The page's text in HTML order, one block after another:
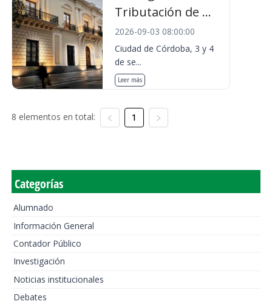
Tributación de ...
2026-09-03 08:00:00
Ciudad de Córdoba, 3 y 4
de se...
Leer más
8 elementos en total: 1
Categorías
Alumnado
Información General
Contador Público
Investigación
Noticias institucionales
Debates